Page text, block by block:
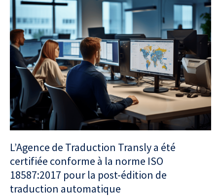
L’Agence de Traduction Transly a été
certifiée conforme à la norme ISO
18587:2017 pour la post-édition de
traduction automatique